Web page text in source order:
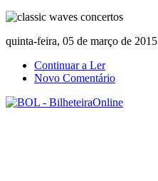
quinta-feira, 05 de março de 2015
Continuar a Ler
Novo Comentário